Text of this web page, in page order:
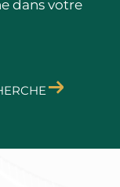
dans votre